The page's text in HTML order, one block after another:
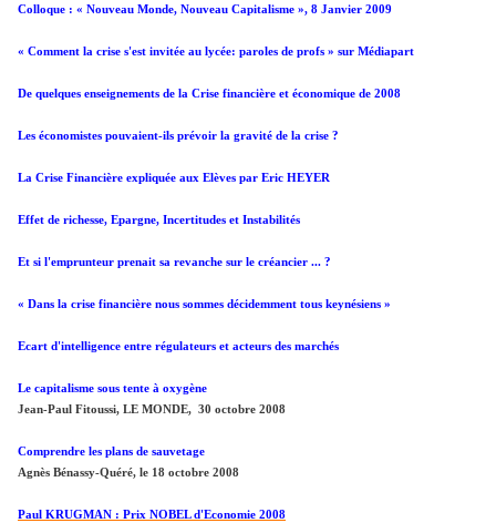
Colloque : « Nouveau Monde, Nouveau Capitalisme », 8 Janvier 2009
« Comment la crise s'est invitée au lycée: paroles de profs » sur Médiapart
De quelques enseignements de la Crise financière et économique de 2008
Les économistes pouvaient-ils prévoir la gravité de la crise ?
La Crise Financière expliquée aux Elèves par Eric HEYER
Effet de richesse, Epargne, Incertitudes et Instabilités
Et si l'emprunteur prenait sa revanche sur le créancier ... ?
« Dans la crise financière nous sommes décidemment tous keynésiens »
Ecart d'intelligence entre régulateurs et acteurs des marchés
Le capitalisme sous tente à oxygène
Jean-Paul Fitoussi, LE MONDE, 30 octobre 2008
Comprendre les plans de sauvetage
Agnès Bénassy-Quéré, le 18 octobre 2008
Paul KRUGMAN : Prix NOBEL d'Economie 2008